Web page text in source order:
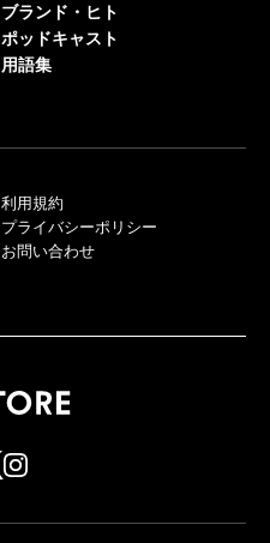
ブランド・ヒト
ポッドキャスト
用語集
利用規約
プライバシーポリシー
お問い合わせ